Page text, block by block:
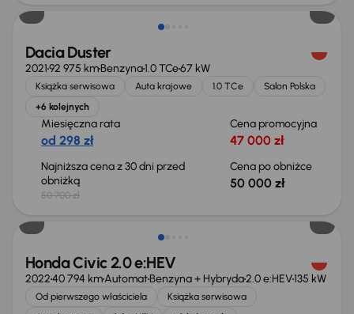
Dacia Duster
202192 975 kmBenzyna1.0 TCe67 kW
Książka serwisowa Auta krajowe 1.0 TCe
Salon Polska
+6 kolejnych
Miesięczna rata
od 298 zł
Cena promocyjna
47 000 zł
Najniższa cena z 30 dni przed
obniżką
50 700 zł
Cena po obniżce
50 000 zł
Taniej o 2 000 zł
Honda Civic 2.0 e:HEV
202240 794 kmAutomatBenzyna + Hybryda2.0 e:HEV135 kW
Od pierwszego właściciela
Książka serwisowa